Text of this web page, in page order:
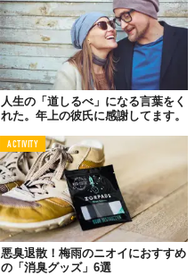
人生の「道しるべ」になる言葉をく
れた。年上の彼氏に感謝してます。
ACTIVITY
悪臭退散！梅雨のニオイにおすすめ
の「消臭グッズ」6選